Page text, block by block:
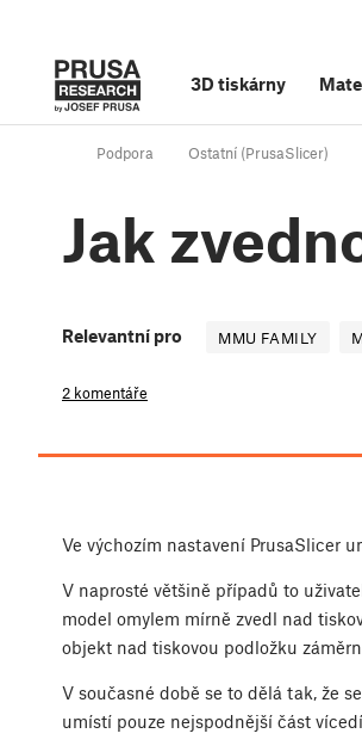
3D tiskárny
Podpora Ostatní (PrusaSlicer)
Jak
Relevantní pro MMU FAMILY
2 komentáře
Ve výchozím nastavení PrusaSlicer
V naprosté většině případů to
model omylem mírně zvedl nad
objekt nad tiskovou podložku
V současné době se to dělá tak, že
umístí pouze nejspodnější část